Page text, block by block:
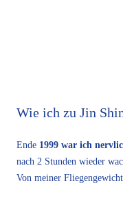
Wie ich zu Jin
Ende 1999 war ich
nach 2 Stunden wieder
Von meiner